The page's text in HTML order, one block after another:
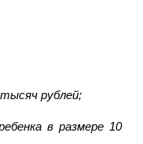
рублей;
в размере 10